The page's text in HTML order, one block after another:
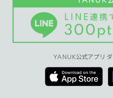
YANUK公式アプリ